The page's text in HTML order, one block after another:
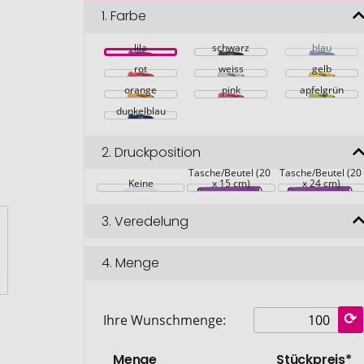
1.Farbe
lila schwarz
blau
rot
weiss
gelb
orange
pink
apfelgrün
dunkelblau
2.Druckposition
Keine
Tasche/Beutel (20
x 15 cm)
Tasche/Beutel (20
x 24 cm)
3.Veredelung
4.Menge
Ihre Wunschmenge:
Menge
Stückpreis*